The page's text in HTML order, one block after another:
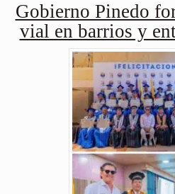
Gobierno Pinedo
vial en barrios y